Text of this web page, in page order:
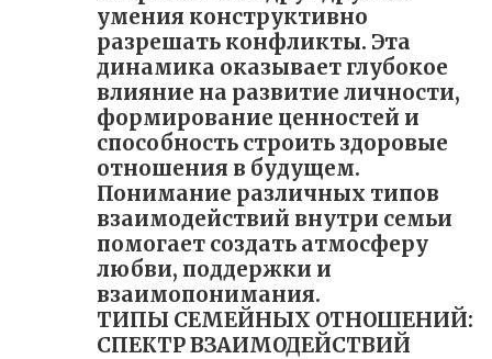
умения конструктивно
разрешать конфликты. Эта
динамика оказывает глубокое
влияние на развитие личности,
формирование ценностей и
способность строить здоровые
отношения в будущем.
Понимание различных типов
взаимодействий внутри семьи
помогает создать атмосферу
любви, поддержки и
взаимопонимания.
ТИПЫ СЕМЕЙНЫХ ОТНОШЕНИЙ:
СПЕКТР ВЗАИМОДЕЙСТВИЙ